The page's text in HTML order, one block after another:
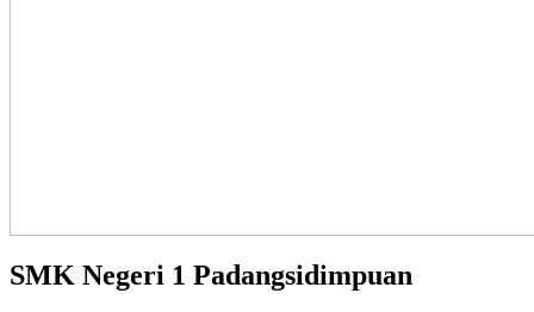
SMK Negeri 1 Padangsidimpuan